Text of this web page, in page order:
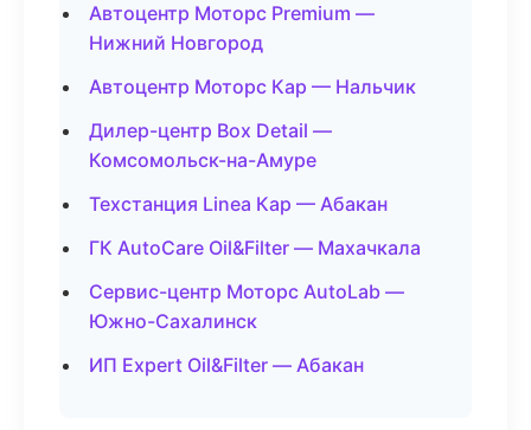
Автоцентр Моторс Premium —
Нижний Новгород
Автоцентр Моторс Кар — Нальчик
Дилер-центр Box Detail —
Комсомольск-на-Амуре
Техстанция Linea Кар — Абакан
ГК AutoCare Oil&Filter — Махачкала
Сервис-центр Моторс AutoLab —
Южно-Сахалинск
ИП Expert Oil&Filter — Абакан